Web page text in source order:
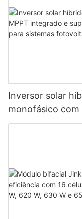
Inversor solar
monofásico com
até 9 unidades